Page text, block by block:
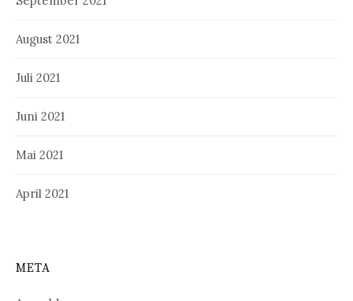
August 2021
Juli 2021
Juni 2021
Mai 2021
April 2021
META